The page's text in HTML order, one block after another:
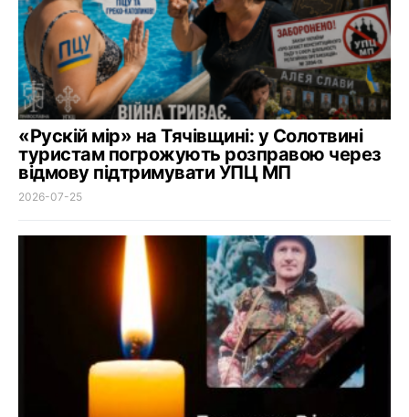
«Рускій мір» на Тячівщині: у Солотвині
туристам погрожують розправою через
відмову підтримувати УПЦ МП
2026-07-25